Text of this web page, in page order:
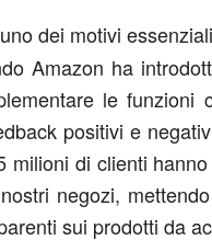
dei motivi
Amazon ha
le funzioni
positivi e
milioni di clienti
negozi,
sui prodotti da